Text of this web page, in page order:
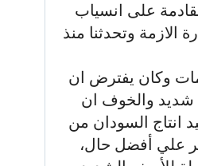
على انسياب
الازمة وتحدثنا منذ
وكان يفترض ان
شديد والخوف ان
انتاج السودان من
احتياج البلاد لاربعة اشهر وقد يصل الي 5 اشهر علي أفضل حال،